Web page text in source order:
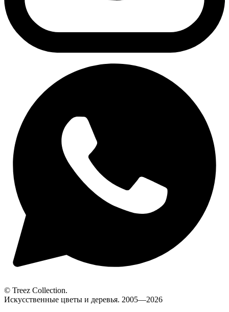
© Treez Collection.
Искусственные цветы и деревья. 2005—2026